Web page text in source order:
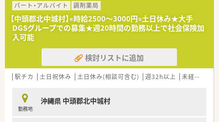
【募集背景と求める人物像について】
■今後のさらなる店舗展開や、より質の高い調剤サービスを安定
して提供するための欠員補充に伴う正社員の募集です。
■周囲のスタッフと円滑に連携できる協調性やコミュニケーシ
■将来的な管理職への挑戦など、成長意欲や向上心があり、3年
から4年スパンでの沖縄県内での店舗異動が可能な方を歓迎し
ます。
剤薬局やドラッグストアの店舗を積極的に展開している企業で
パート・アルバイト
調剤薬局
【中頭郡北中城村】«時給2500～3000円»土日休み★大手
DGSグループでの募集★週20時間の勤務以上で社会保険加
入可能
検討リストに追加
駅チカ 土日祝休み 土日休み(相談可含む) 週32h以上 未経験可
勤務地
沖縄県 中頭郡北中城村